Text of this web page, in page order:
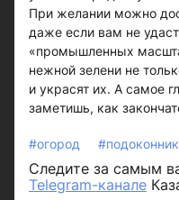
При желании можно
даже если вам не
«промышленных
нежной зелени не
и украсят их. А самое
заметишь, как
#огород #подоконник
Следите за самым
Telegram-канале